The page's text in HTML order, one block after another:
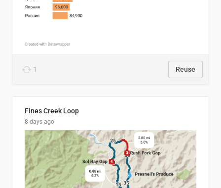
1 Reuse
Fines Creek Loop
8 days ago